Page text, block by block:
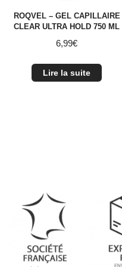
ROQVEL – GEL CAPILLAIRE
CLEAR ULTRA HOLD 750 ML
6,99€
Lire la suite